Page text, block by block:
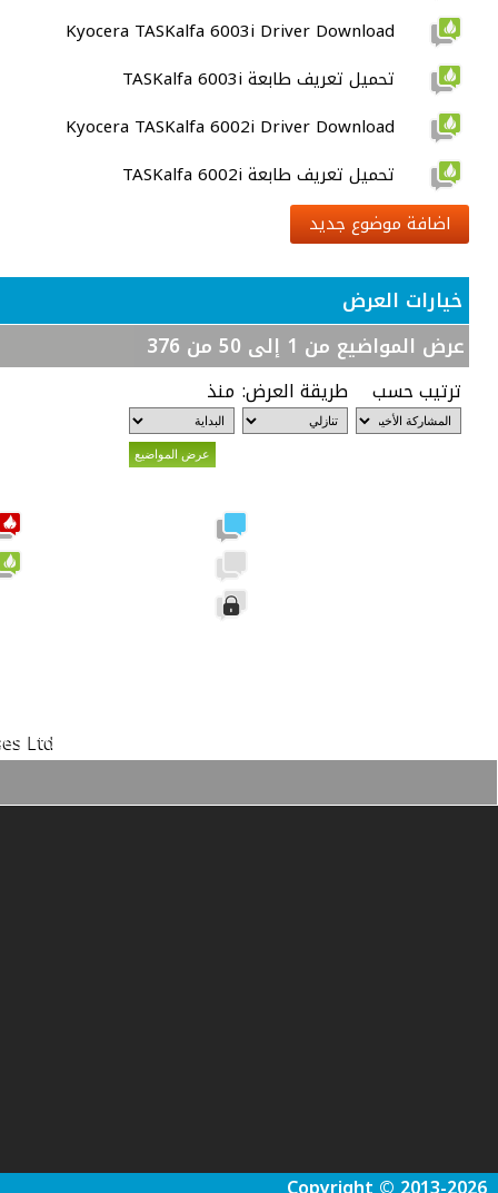
Kyocera TASKalfa 6003i Driver Download
تحميل تعريف طابعة TASKalfa 6003i
Kyocera TASKalfa 6002i Driver Download
تحميل تعريف طابعة TASKalfa 6002i
اضافة موضوع جديد
خيارات العرض
عرض المواضيع من 1 إلى 50 من 376
ترتيب حسب طريقة العرض: منذ
Ltd.